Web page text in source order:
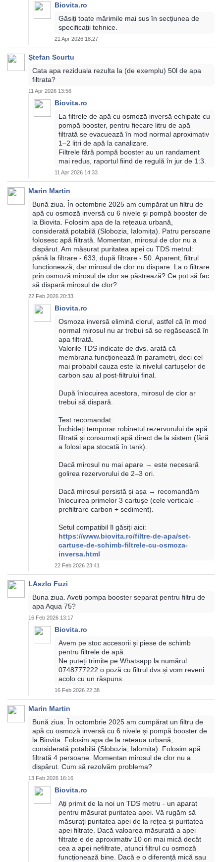
Biovita.ro
Găsiți toate mărimile mai sus în secțiunea de
specificații tehnice.
21 Apr 2026 18:27
Ştefan Scurtu
Cata apa reziduala rezulta la (de exemplu) 50l de apa
filtrata?
11 Apr 2026 13:56
Biovita.ro
La filtrele de apă cu osmoză inversă echipate cu
pompă booster, pentru fiecare litru de apă
filtrată se evacuează în mod normal aproximativ
1–2 litri de apă la canalizare.
Filtrele fără pompă booster au un randament
mai redus, raportul fiind de regulă în jur de 1:3.
11 Apr 2026 14:33
Marin Martin
Bună ziua. În octombrie 2025 am cumpărat un filtru de
apă cu osmoză inversă cu 6 nivele și pompă booster de
la Biovita. Folosim apa de la rețeaua urbană,
considerată potabilă (Slobozia, Ialomița). Patru persoane
folosesc apă filtrată. Momentan, mirosul de clor nu a
dispărut. Am măsurat puritatea apei cu TDS metrul:
până la filtrare - 633, după filtrare - 50. Aparent, filtrul
funcționează, dar mirosul de clor nu dispare. La o filtrare
prin osmoză mirosul de clor se păstrează? Ce pot să fac
să dispară mirosul de clor?
22 Feb 2026 20:33
Biovita.ro
Osmoza inversă elimină clorul, astfel că în mod
normal mirosul nu ar trebui să se regăsească în
apa filtrată.
Valorile TDS indicate de dvs. arată că
membrana funcționează în parametri, deci cel
mai probabil cauza este la nivelul cartușelor de
carbon sau al post-filtrului final.
După înlocuirea acestora, mirosul de clor ar
trebui să dispară.
Test recomandat:
Închideți temporar robinetul rezervorului de apă
filtrată și consumați apă direct de la sistem (fără
a folosi apa stocată în tank).
Dacă mirosul nu mai apare → este necesară
golirea rezervorului de 2–3 ori.
Dacă mirosul persistă și așa → recomandăm
înlocuirea primelor 3 cartușe (cele verticale –
prefiltrare carbon + sediment).
Setul compatibil îl găsiți aici:
https://www.biovita.ro/filtre-de-apa/set-
cartuse-de-schimb-filtrele-cu-osmoza-
inversa.html
22 Feb 2026 23:41
LAszlo Fuzi
Buna ziua. Aveti pompa booster separat pentru filtru de
apa Aqua 75?
16 Feb 2026 13:17
Biovita.ro
Avem pe stoc accesorii și piese de schimb
pentru filtrele de apă.
Ne puteți trimite pe Whatsapp la numărul
0748777222 o poză cu filtrul dvs și vom reveni
acolo cu un răspuns.
16 Feb 2026 22:38
Marin Martin
Bună ziua. În octombrie 2025 am cumpărat un filtru de
apă cu osmoză inversă cu 6 nivele și pompă booster de
la Biovita. Folosim apa de la rețeaua urbană,
considerată potabilă (Slobozia, Ialomița). Folosim apă
filtrată 4 persoane. Momentan mirosul de clor nu a
dispărut. Cum să rezolvăm problema?
13 Feb 2026 16:16
Biovita.ro
Ați primit de la noi un TDS metru - un aparat
pentru măsurat puritatea apei. Vă rugăm să
măsurați puritatea apei de la rețea și puritatea
apei filtrate. Dacă valoarea măsurată a apei
filtrate e de aproximativ 10 ori mai mică decât
cea a apei nefiltrate, atunci filtrul cu osmoză
funcționează bine. Dacă e o diferență mică sau